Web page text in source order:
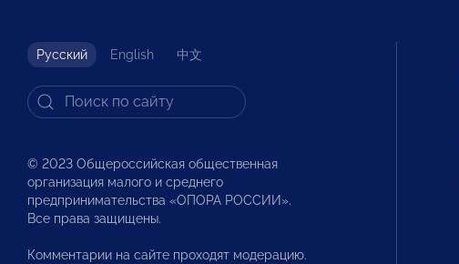
Русский English 中文
© 2023 Общероссийская общественная
организация малого и среднего
предпринимательства «ОПОРА РОССИИ».
Все права защищены.
Комментарии на сайте проходят модерацию.